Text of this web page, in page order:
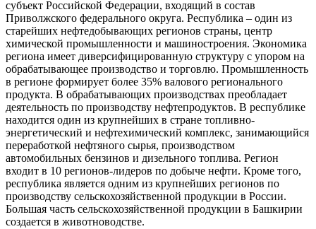
субъект Российской Федерации, входящий в состав
Приволжского федерального округа. Республика – один из
старейших нефтедобывающих регионов страны, центр
химической промышленности и машиностроения. Экономика
региона имеет диверсифицированную структуру с упором на
обрабатывающее производство и торговлю. Промышленность
в регионе формирует более 35% валового регионального
продукта. В обрабатывающих производствах преобладает
деятельность по производству нефтепродуктов. В республике
находится один из крупнейших в стране топливно-
энергетический и нефтехимический комплекс, занимающийся
переработкой нефтяного сырья, производством
автомобильных бензинов и дизельного топлива. Регион
входит в 10 регионов-лидеров по добыче нефти. Кроме того,
республика является одним из крупнейших регионов по
производству сельскохозяйственной продукции в России.
Большая часть сельскохозяйственной продукции в Башкирии
создается в животноводстве.